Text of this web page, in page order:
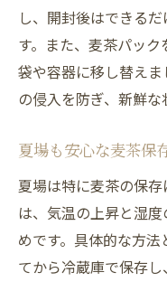
し、開封後はできる
す。また、麦茶パッ
袋や容器に移し替え
の侵入を防ぎ、新鮮な
夏場も安心な麦茶保
夏場は特に麦茶の保
は、気温の上昇と湿
めです。具体的な方
てから冷蔵庫で保存